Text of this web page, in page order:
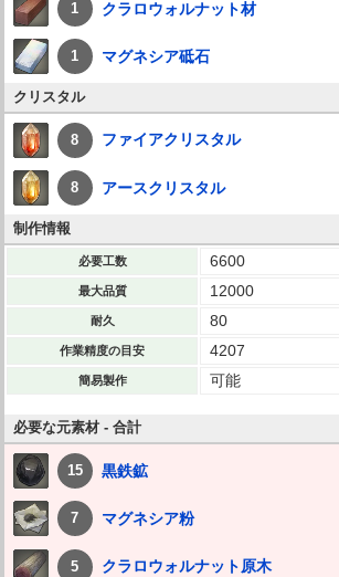
1 クラロウォルナット材
1 マグネシア砥石
クリスタル
8 ファイアクリスタル
8 アースクリスタル
制作情報
必要工数 6600
最大品質 12000
耐久 80
作業精度の目安 4207
簡易製作 可能
必要な元素材 - 合計
15 黒鉄鉱
7 マグネシア粉
5 クラロウォルナット原木